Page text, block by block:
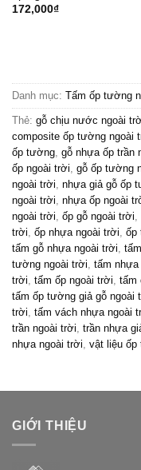
172,000₫
Danh mục: Tấm ốp tường
Thẻ: gỗ chịu nước ngoài
composite ốp tường ngoài
ốp tường, gỗ nhựa ốp trần
ốp ngoài trời, gỗ ốp tường
ngoài trời, nhựa giả gỗ ốp
ngoài trời, nhựa ốp ngoài
ngoài trời, ốp gỗ ngoài trời,
trời, ốp nhựa ngoài trời, ốp
tấm gỗ nhựa ngoài trời,
tường ngoài trời, tấm
trời, tấm ốp ngoài trời, tấm
tấm ốp tường giả gỗ ngoài
trời, tấm vách nhựa ngoài
trần ngoài trời, trần nhựa
nhựa ngoài trời, vật liệu ốp
GIỚI THIỆU